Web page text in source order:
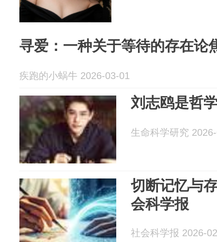
寻爱：一种关于等待的存在论
疾跑的小蜗牛 2026-03-01
刘志鸥是哲
生命科学研究
切断记忆与
会科学报
社会科学报 2026-